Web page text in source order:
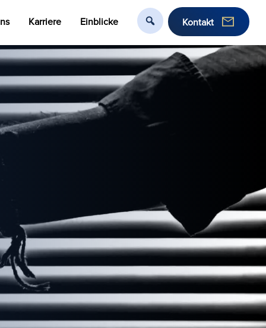
Karriere Einblicke Kontakt